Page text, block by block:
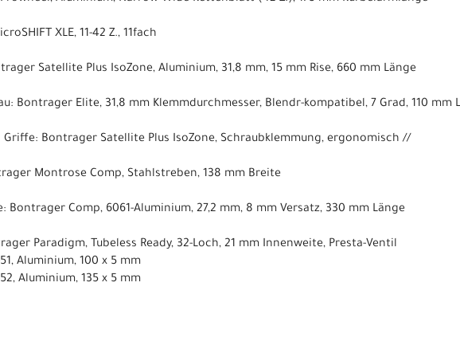
XLE, 11-42 Z., 11fach
Satellite Plus IsoZone, Aluminium, 31,8 mm, 15 mm Rise, 660 mm Länge
Bontrager Elite, 31,8 mm Klemmdurchmesser, Blendr-kompatibel, 7 Grad, 110 mm
Griffe: Bontrager Satellite Plus IsoZone, Schraubklemmung, ergonomisch //
Montrose Comp, Stahlstreben, 138 mm Breite
Bontrager Comp, 6061-Aluminium, 27,2 mm, 8 mm Versatz, 330 mm Länge
Paradigm, Tubeless Ready, 32-Loch, 21 mm Innenweite, Presta-Ventil
Aluminium, 100 x 5 mm
Aluminium, 135 x 5 mm